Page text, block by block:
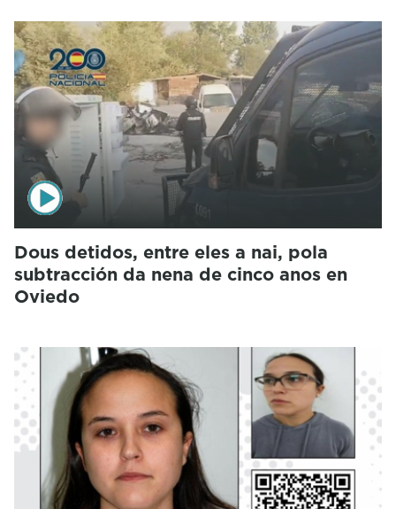
Dous detidos, entre eles a nai, pola
subtracción da nena de cinco anos en
Oviedo